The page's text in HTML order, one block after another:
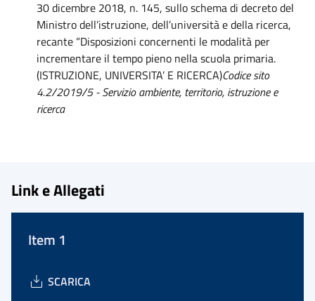
30 dicembre 2018, n. 145, sullo schema di decreto del
Ministro dell’istruzione, dell’università e della ricerca,
recante “Disposizioni concernenti le modalità per
incrementare il tempo pieno nella scuola primaria.
(ISTRUZIONE, UNIVERSITA’ E RICERCA)Codice sito
4.2/2019/5 - Servizio ambiente, territorio, istruzione e
ricerca
Link e Allegati
Item 1
SCARICA